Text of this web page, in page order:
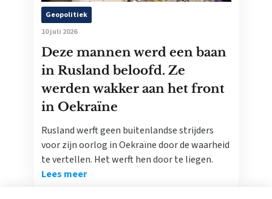
Geopolitiek
10 juli 2026
Deze mannen werd een baan
in Rusland beloofd. Ze
werden wakker aan het front
in Oekraïne
Rusland werft geen buitenlandse strijders
voor zijn oorlog in Oekraïne door de waarheid
te vertellen. Het werft hen door te liegen.
Lees meer